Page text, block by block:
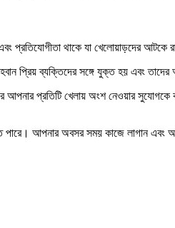
প্রতিযোগীতা থাকে যা খেলোয়াড়দের আটকে
প্রিয় ব্যক্তিদের সঙ্গে যুক্ত হয় এবং তাদের
প্রতিটি খেলায় অংশ নেওয়ার
পারে। আপনার অবসর সময় কাজে লাগান